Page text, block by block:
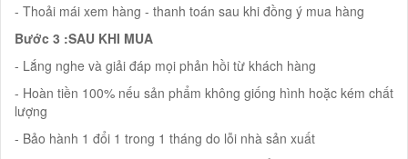
- Thoải mái xem hàng - thanh toán sau khi đồng ý mua hàng
Bước 3 :SAU KHI MUA
- Lắng nghe và giải đáp mọi phản hồi từ khách hàng
- Hoàn tiền 100% nếu sản phẩm không giống hình hoặc kém chất
lượng
- Bảo hành 1 đổi 1 trong 1 tháng do lỗi nhà sản xuất